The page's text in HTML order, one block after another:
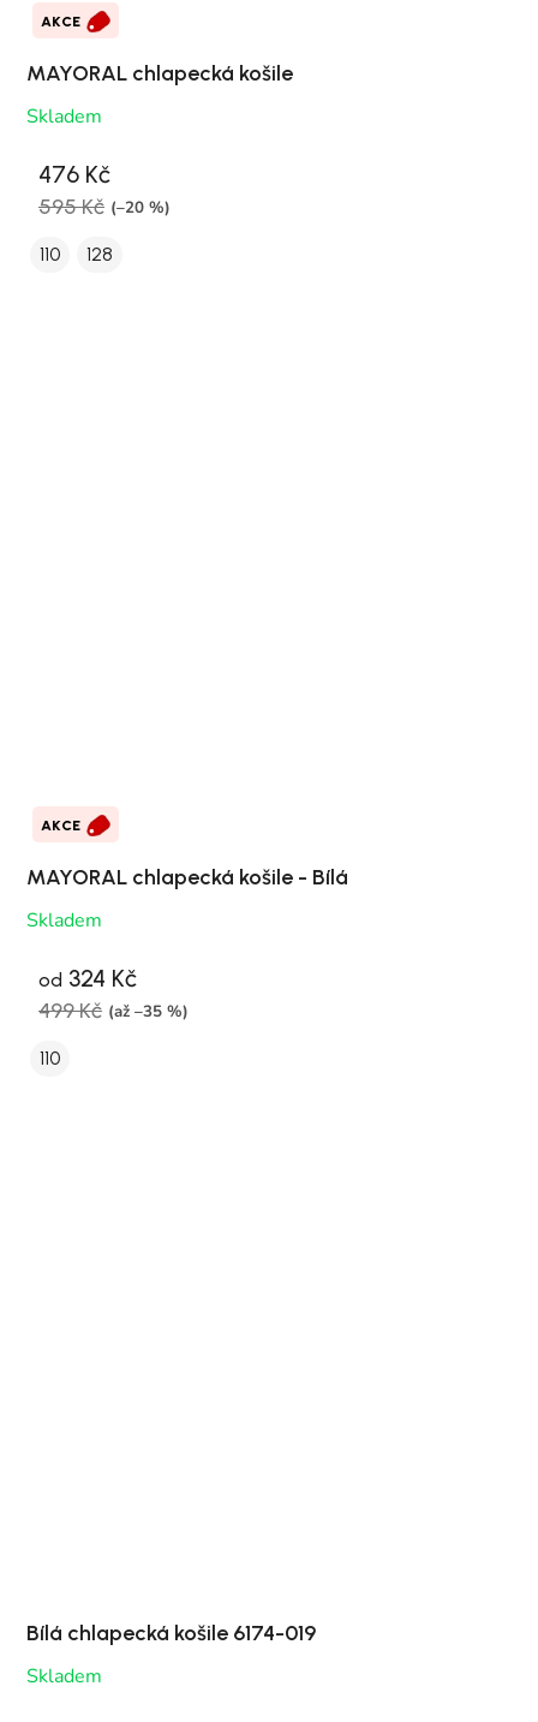
AKCE
MAYORAL chlapecká košile
Skladem
476 Kč
595 Kč (–20 %)
110 128
AKCE
MAYORAL chlapecká košile - Bílá
Skladem
od 324 Kč
499 Kč (až –35 %)
110
Bílá chlapecká košile 6174-019
Skladem